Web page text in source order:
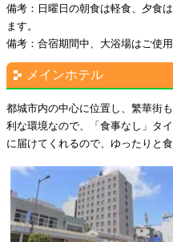
備考：日曜日の朝食は軽食、夕食
ます。
備考：合宿期間中、大浴場はご使用
メインホテル
都城市内の中心に位置し、繁華街
利な環境なので、「食事なし」タ
に届けてくれるので、ゆったりと